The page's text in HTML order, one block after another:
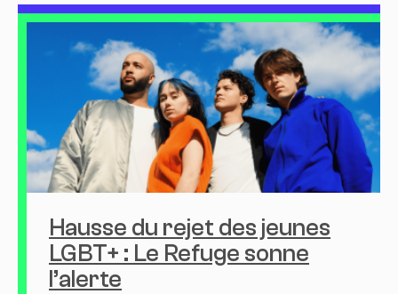
Hausse du rejet des jeunes
LGBT+ : Le Refuge sonne
l’alerte